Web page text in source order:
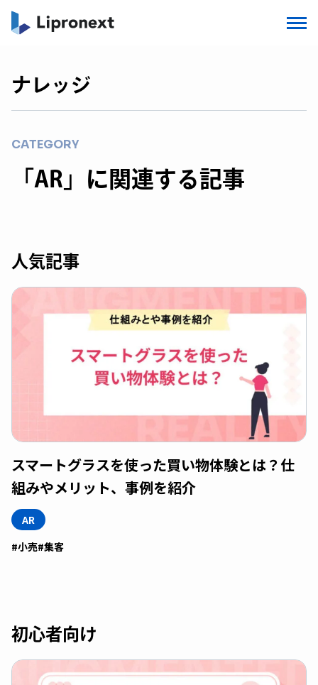
ナレッジ
CATEGORY
「AR」に関連する記事
人気記事
スマートグラスを使った買い物体験とは？仕
組みやメリット、事例を紹介
AR
#小売#集客
初心者向け